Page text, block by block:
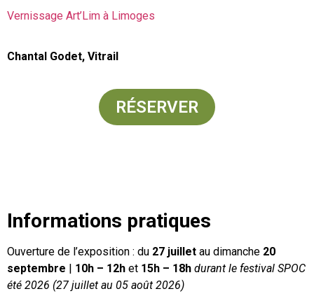
Vernissage Art’Lim à Limoges
Chantal Godet, Vitrail
RÉSERVER
Informations pratiques
Ouverture de l’exposition : du 27 juillet au dimanche 20
septembre | 10h – 12h et 15h – 18h durant le festival SPOC
été 2026 (27 juillet au 05 août 2026)